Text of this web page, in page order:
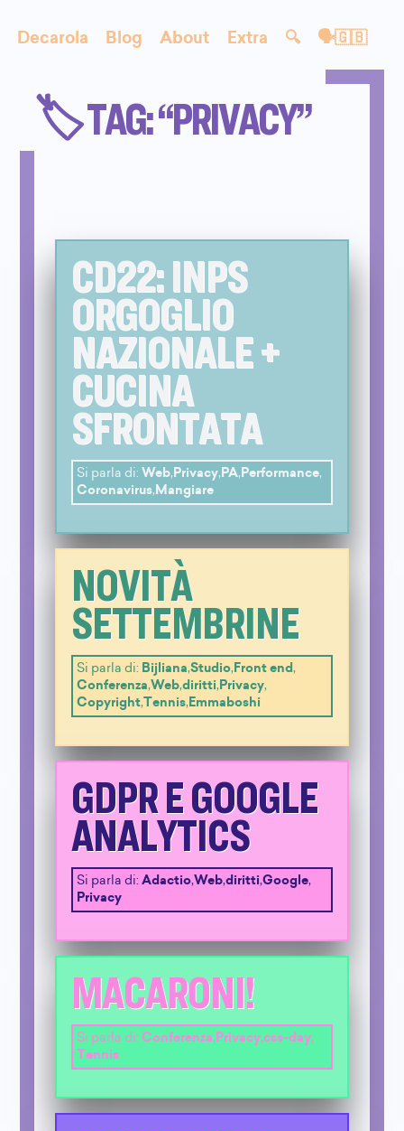
Decarola Blog About Extra 🔍 🗣🇬🇧
🏷️ TAG: “PRIVACY”
CD22: INPS
ORGOGLIO
NAZIONALE +
CUCINA
SFRONTATA
Si parla di: Web, Privacy, PA, Performance,
Coronavirus, Mangiare
NOVITÀ
SETTEMBRINE
Si parla di: Bijliana,Studio,Front end,
Conferenza,Web,diritti,Privacy,
Copyright,Tennis,Emmaboshi
GDPR E GOOGLE
ANALYTICS
Si parla di: Adactio,Web,diritti,Google,
Privacy
MACARONI!
Si parla di: Conferenza, Privacy,css-day,
Tennis